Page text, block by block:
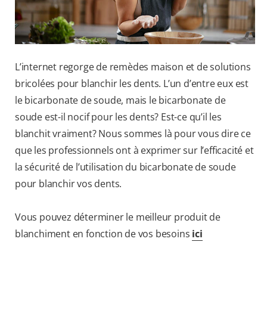
L’internet regorge de remèdes maison et de solutions
bricolées pour blanchir les dents. L’un d’entre eux est
le bicarbonate de soude, mais le bicarbonate de
soude est-il nocif pour les dents? Est-ce qu’il les
blanchit vraiment? Nous sommes là pour vous dire ce
que les professionnels ont à exprimer sur l’efficacité et
la sécurité de l’utilisation du bicarbonate de soude
pour blanchir vos dents.
Vous pouvez déterminer le meilleur produit de
blanchiment en fonction de vos besoins ici